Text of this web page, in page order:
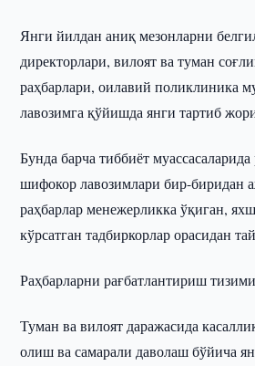
Янги йилдан аниқ мезонларни
директорлари, вилоят ва туман
раҳбарлари, оилавий поликлиника
лавозимга қўйишда янги тартиб
Бунда барча тиббиёт
шифокор лавозимлари бир-биридан
раҳбарлар менежерликка ўқиган,
кўрсатган тадбиркорлар орасидан
Раҳбарларни рағбатлантириш
Туман ва вилоят даражасида
олиш ва самарали даволаш бўйича